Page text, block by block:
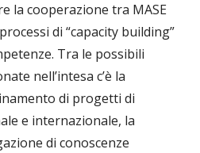
la cooperazione tra MASE
di “capacity building”
Tra le possibili
nell’intesa c’è la
di progetti di
e internazionale, la
di conoscenze